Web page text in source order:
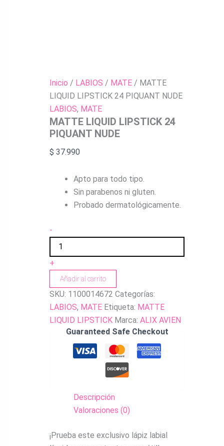
Inicio / LABIOS / MATE/ MATTE
LIQUID LIPSTICK 24 PIQUANT NUDE
LABIOS, MATE
MATTE LIQUID LIPSTICK 24
PIQUANT NUDE
$ 37.990
Apto para todo tipo.
Sin parabenos ni gluten.
Probado dermatológicamente.
-
+
Añadir al carrito
SKU: 1100014672 Categorías:
LABIOS, MATE Etiqueta: MATTE
LIQUID LIPSTICK Marca: ALIX AVIEN
Guaranteed Safe Checkout
Descripción
Valoraciones (0)
¡Prueba este exclusivo lápiz labial